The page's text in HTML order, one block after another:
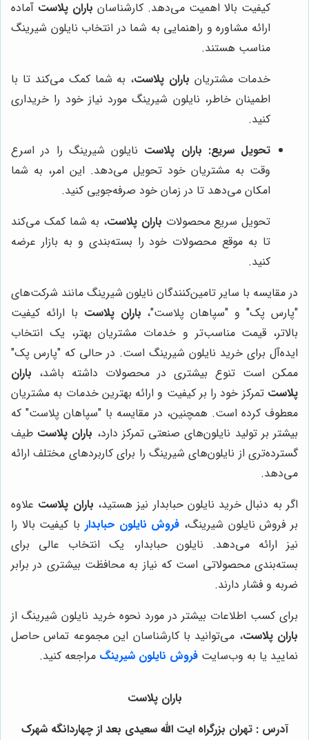
کیفیت بالا اهمیت می‌دهد. کارشناسان باران پلاست آماده
ارائه مشاوره و راهنمایی به شما در انتخاب نایلون شیرینگ
مناسب هستند.
خدمات مشتریان باران پلاست، به شما کمک می‌کند تا با
اطمینان خاطر، نایلون شیرینگ مورد نیاز خود را خریداری
کنید.
تحویل سریع: باران پلاست نایلون شیرینگ را در اسرع
وقت به مشتریان خود تحویل می‌دهد. این امر، به شما
امکان می‌دهد تا در زمان خود صرفه‌جویی کنید.
تحویل سریع محصولات باران پلاست، به شما کمک می‌کند
تا به موقع محصولات خود را بسته‌بندی و به بازار عرضه
کنید.
در مقایسه با سایر تامین‌کنندگان نایلون شیرینگ مانند شرکت‌های
"پارس پک" و "سپاهان پلاست"، باران پلاست با ارائه کیفیت
بالاتر، قیمت مناسب‌تر و خدمات مشتریان بهتر، یک انتخاب
ایده‌آل برای خرید نایلون شیرینگ است. در حالی که "پارس پک"
ممکن است تنوع بیشتری در محصولات داشته باشد، باران
پلاست تمرکز خود را بر کیفیت و ارائه بهترین خدمات به مشتریان
معطوف کرده است. همچنین، در مقایسه با "سپاهان پلاست" که
بیشتر بر تولید نایلون‌های صنعتی تمرکز دارد، باران پلاست طیف
گسترده‌تری از نایلون‌های شیرینگ را برای کاربردهای مختلف ارائه
می‌دهد.
اگر به دنبال خرید نایلون حبابدار نیز هستید، باران پلاست علاوه
بر فروش نایلون شیرینگ، فروش نایلون حبابدار با کیفیت بالا را
نیز ارائه می‌دهد. نایلون حبابدار، یک انتخاب عالی برای
بسته‌بندی محصولاتی است که نیاز به محافظت بیشتری در برابر
ضربه و فشار دارند.
برای کسب اطلاعات بیشتر در مورد نحوه خرید نایلون شیرینگ از
باران پلاست، می‌توانید با کارشناسان این مجموعه تماس حاصل
نمایید یا به وب‌سایت فروش نایلون شیرینگ مراجعه کنید.
باران پلاست
آدرس : تهران بزرگراه ایت الله سعیدی بعد از چهاردانگه شهرک